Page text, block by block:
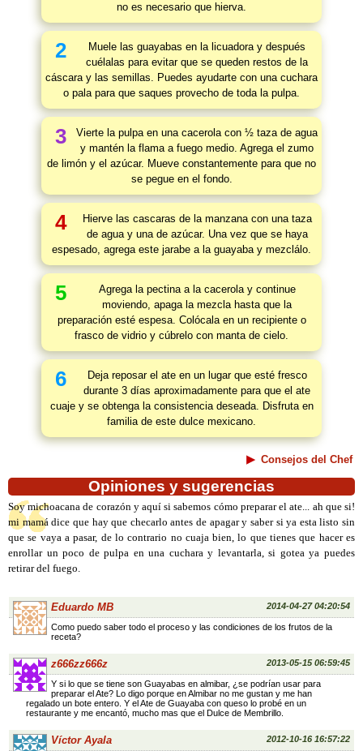
no es necesario que hierva.
2
Muele las guayabas en la licuadora y después
cuélalas para evitar que se queden restos de la
cáscara y las semillas. Puedes ayudarte con una cuchara
o pala para que saques provecho de toda la pulpa.
3
Vierte la pulpa en una cacerola con ½ taza de agua
y mantén la flama a fuego medio. Agrega el zumo
de limón y el azúcar. Mueve constantemente para que no
se pegue en el fondo.
4
Hierve las cascaras de la manzana con una taza
de agua y una de azúcar. Una vez que se haya
espesado, agrega este jarabe a la guayaba y mezclálo.
5
Agrega la pectina a la cacerola y continue
moviendo, apaga la mezcla hasta que la
preparación esté espesa. Colócala en un recipiente o
frasco de vidrio y cúbrelo con manta de cielo.
6
Deja reposar el ate en un lugar que esté fresco
durante 3 días aproximadamente para que el ate
cuaje y se obtenga la consistencia deseada. Disfruta en
familia de este dulce mexicano.
Consejos del Chef
Opiniones y sugerencias
Soy michoacana de corazón y aquí si sabemos cómo preparar el ate... ah que si!
mi mamá dice que hay que checarlo antes de apagar y saber si ya esta listo sin
que se vaya a pasar, de lo contrario no cuaja bien, lo que tienes que hacer es
enrollar un poco de pulpa en una cuchara y levantarla, si gotea ya puedes
retirar del fuego.
Eduardo MB 2014-04-27 04:20:54
Como puedo saber todo el proceso y las condiciones de los frutos de la
receta?
z666zz666z 2013-05-15 06:59:45
Y si lo que se tiene son Guayabas en almibar, ¿se podrían usar para
preparar el Ate? Lo digo porque en Almibar no me gustan y me han
regalado un bote entero. Y el Ate de Guayaba con queso lo probé en un
restaurante y me encantó, mucho mas que el Dulce de Membrillo.
Víctor Ayala 2012-10-16 16:57:22